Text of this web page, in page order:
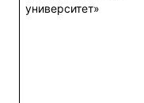
университет»